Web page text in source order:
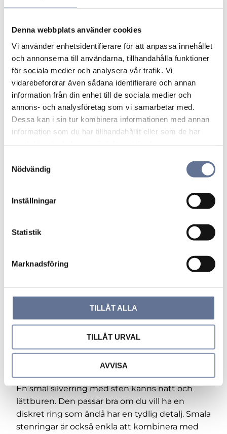
Denna webbplats använder cookies
Vi använder enhetsidentifierare för att anpassa innehållet
och annonserna till användarna, tillhandahålla funktioner
för sociala medier och analysera vår trafik. Vi
vidarebefordrar även sådana identifierare och annan
information från din enhet till de sociala medier och
annons- och analysföretag som vi samarbetar med.
Dessa kan i sin tur kombinera informationen med annan
information som du har tillhandahållit eller som de har
Nödvändig
Inställningar
Statistik
Marknadsföring
TILLÅT ALLA
TILLÅT URVAL
AVVISA
Stenring i silver för herr
markerat uttryck. Det kan vara en bredare
silverring med sten, en mörkare sten, en
tydligare fattning eller en modell där stenen ger
ringen mer tyngd och karaktär.
För herr kan en stenring i silver fungera som
statementring, vardagsring eller personlig ring
beroende på modell. En tydligare skena och en
välplacerad sten gör att ringen känns mer
När du väljer stenring i silver är det bra att tänka
ringen ska användas. En låg och nätt modell är
eller mer dekorativ modell syns mer.
matcha.
uttrycksfullt.
– diskret och vardagsvänlig känsla.
– mer synlighet och tydligare
fokus.
Genombruten skena– luftigare form och mer
dekorativ känsla.
Smal eller bred silverring med sten?
En smal silverring med sten känns nätt och
lättburen. Den passar bra om du vill ha en
diskret ring som ändå har en tydlig detalj. Smala
stenringar är också enkla att kombinera med